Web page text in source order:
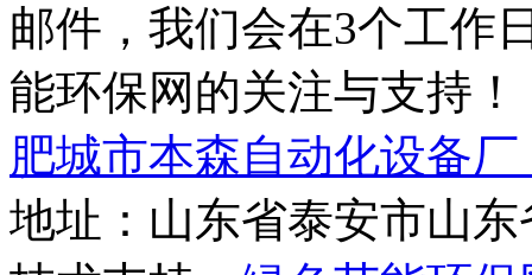
邮件，我们会在3个工作
能环保网的关注与支持！
肥城市本森自动化设备
地址：山东省泰安市山